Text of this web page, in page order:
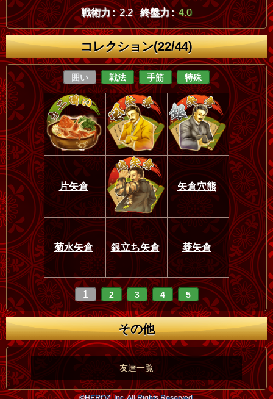
戦術力 : 2.2 終盤力 : 4.0
コレクション(22/44)
囲い 戦法 手筋 特殊
片矢倉 矢倉穴熊
菊水矢倉 銀立ち矢倉 菱矢倉
1 2 3 4 5
その他
友達一覧